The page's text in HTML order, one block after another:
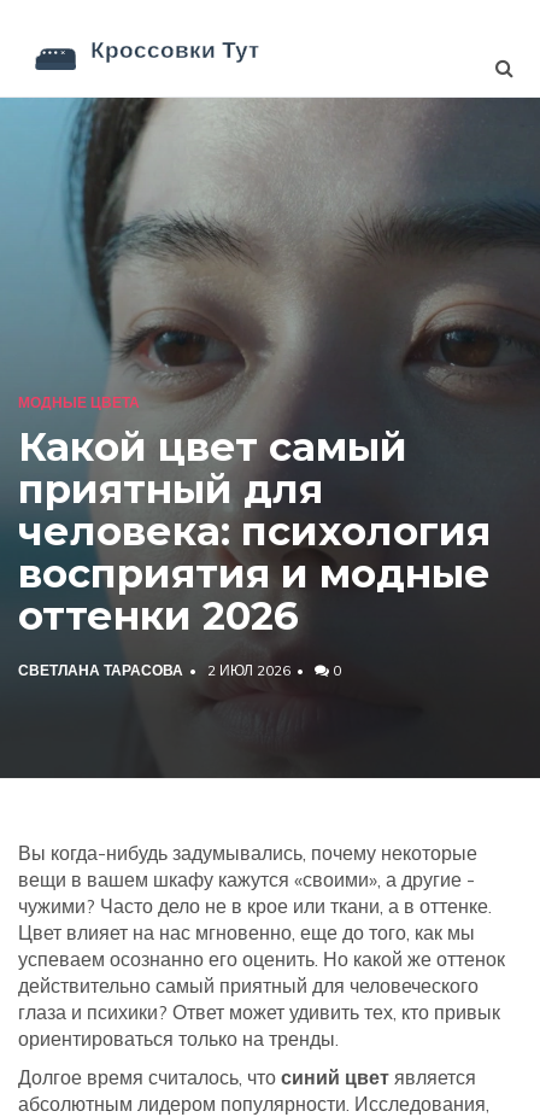
МОДНЫЕ ЦВЕТА
Какой цвет самый
приятный для
человека: психология
восприятия и модные
оттенки 2026
СВЕТЛАНА ТАРАСОВА 2 ИЮЛ 2026 0
Вы когда-нибудь задумывались, почему некоторые
вещи в вашем шкафу кажутся «своими», а другие -
чужими? Часто дело не в крое или ткани, а в оттенке.
Цвет влияет на нас мгновенно, еще до того, как мы
успеваем осознанно его оценить. Но какой же оттенок
действительно самый приятный для человеческого
глаза и психики? Ответ может удивить тех, кто привык
ориентироваться только на тренды.
Долгое время считалось, что синий цвет является
абсолютным лидером популярности. Исследования,